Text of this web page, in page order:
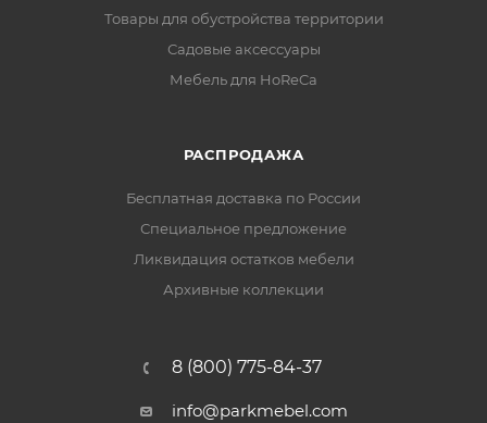
Товары для обустройства территории
Садовые аксессуары
Мебель для HoReCa
РАСПРОДАЖА
Бесплатная доставка по России
Специальное предложение
Ликвидация остатков мебели
Архивные коллекции
8 (800) 775-84-37
info@parkmebel.com